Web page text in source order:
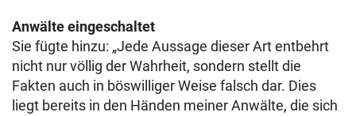
Anwälte eingeschaltet
Sie fügte hinzu: „Jede Aussage dieser Art entbehrt
nicht nur völlig der Wahrheit, sondern stellt die
Fakten auch in böswilliger Weise falsch dar. Dies
liegt bereits in den Händen meiner Anwälte, die sich